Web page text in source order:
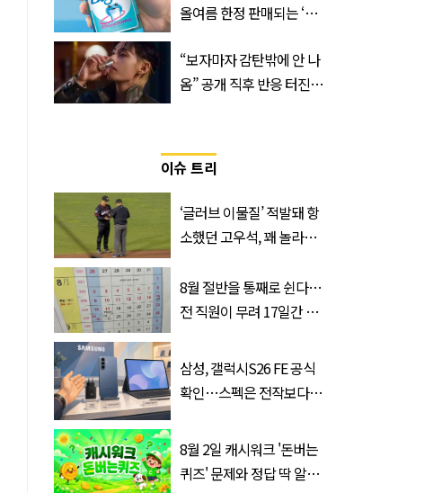
올여름 한정 판매되는 ‘최
“보자마자 감탄밖에 안 나
옴” 공개 직후 반응 터진
이슈 트리
‘글러브 이물질’ 적발돼 항
소했던 고우석, 꽤 놀라운
8월 절반을 통째로 쉰다…
전 직원이 무려 17일간 휴
삼성, 갤럭시S26 FE 공식
확인…스펙은 전작보다
8월 2일 캐시워크 '돈버는
퀴즈' 문제와 정답 딱 알려